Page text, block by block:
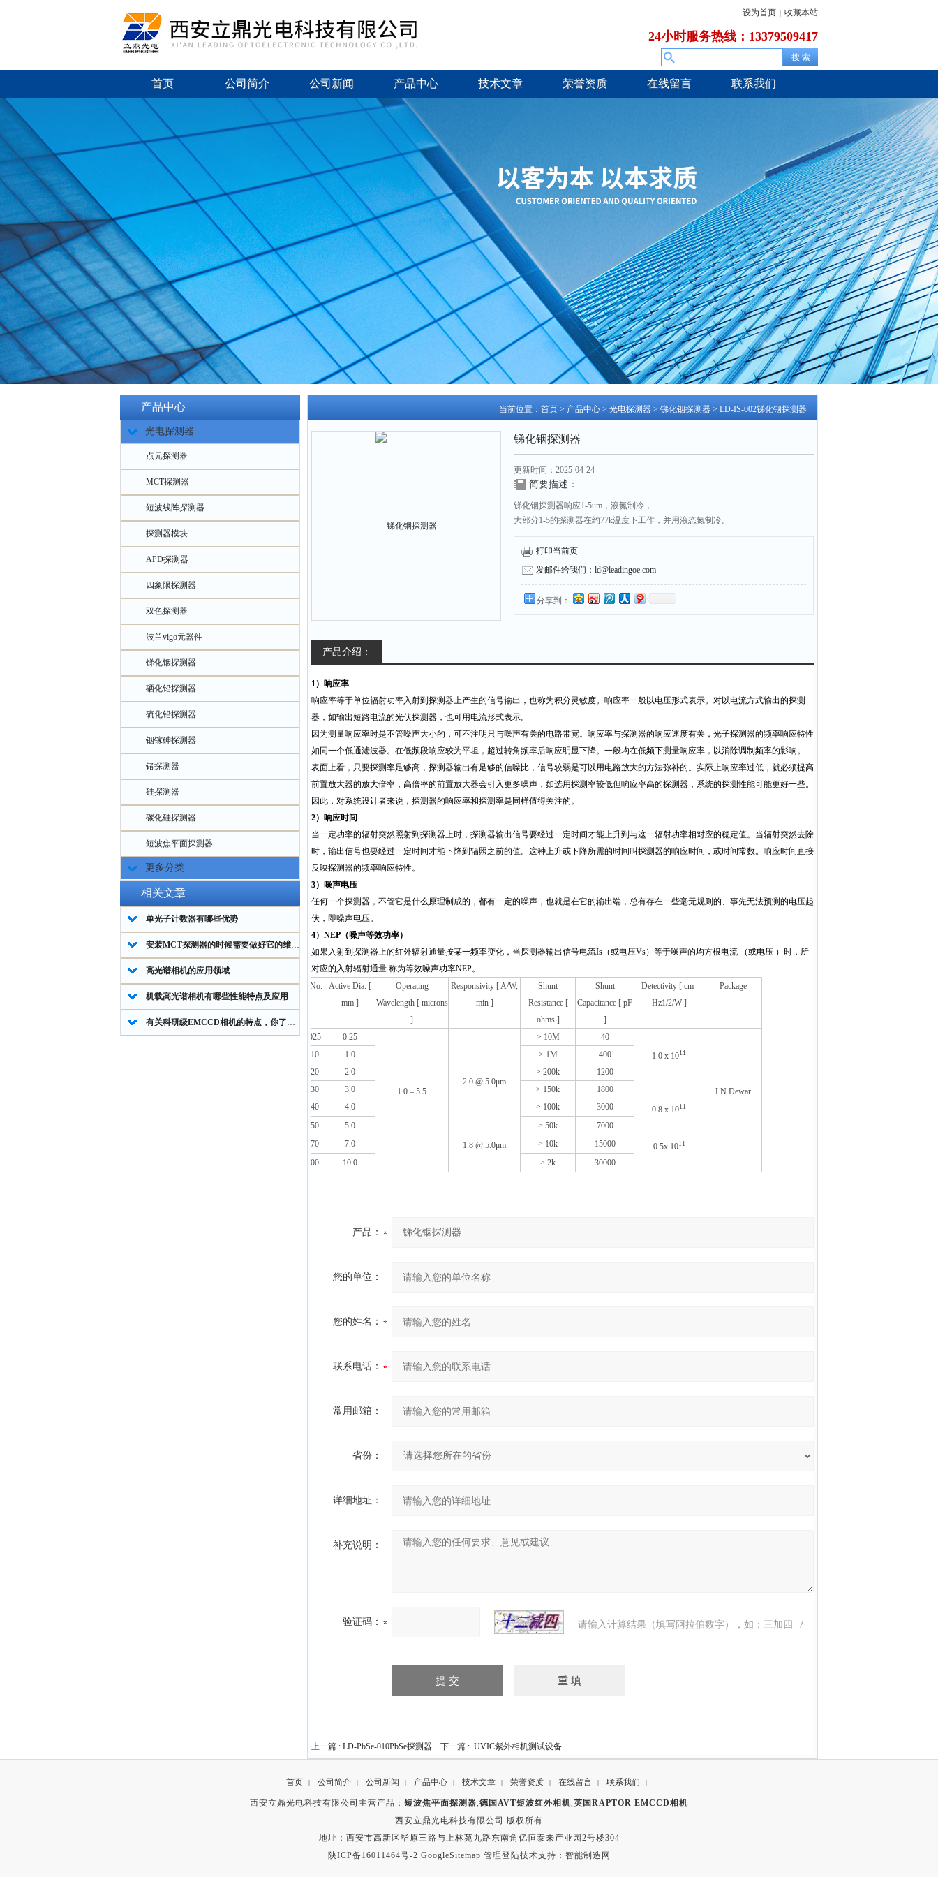
设为首页 | 收藏本站
24小时服务热线：13379509417
首页 公司简介 公司新闻 产品中心 技术文章 荣誉资质 在线留言 联系我们
产品中心
光电探测器
点元探测器
MCT探测器
短波线阵探测器
探测器模块
APD探测器
四象限探测器
双色探测器
波兰vigo元器件
锑化铟探测器
硒化铅探测器
硫化铅探测器
铟镓砷探测器
锗探测器
硅探测器
碳化硅探测器
短波焦平面探测器
更多分类
相关文章
单光子计数器有哪些优势
安装MCT探测器的时候需要做好它的维护保养工作
高光谱相机的应用领域
机载高光谱相机有哪些性能特点及应用
有关科研级EMCCD相机的特点，你了解多少？
当前位置： 首页 > 产品中心 > 光电探测器 > 锑化铟探测器 > LD-IS-002锑化铟探测器
锑化铟探测器
更新时间：2025-04-24
简要描述：
锑化铟探测器响应1-5um，液氮制冷，
大部分1-5的探测器在约77k温度下工作，并用液态氮制冷。
打印当前页
发邮件给我们：ld@leadingoe.com
分享到：
产品介绍：
1）响应率
响应率等于单位辐射功率入射到探测器上产生的信号输出，也称为积分灵敏度。响应率一般以电压形式表示。对以电流方式输出的探测
器，如输出短路电流的光伏探测器，也可用电流形式表示。
因为测量响应率时是不管噪声大小的，可不注明只与噪声有关的电路带宽。响应率与探测器的响应速度有关，光子探测器的频率响应特性
如同一个低通滤波器。在低频段响应较为平坦，超过转角频率后响应明显下降。一般均在低频下测量响应率，以消除调制频率的影响。
表面上看，只要探测率足够高，探测器输出有足够的信噪比，信号较弱是可以用电路放大的方法弥补的。实际上响应率过低，就必须提高
前置放大器的放大倍率，高倍率的前置放大器会引入更多噪声，如选用探测率较低但响应率高的探测器，系统的探测性能可能更好一些。
因此，对系统设计者来说，探测器的响应率和探测率是同样值得关注的。
2）响应时间
当一定功率的辐射突然照射到探测器上时，探测器输出信号要经过一定时间才能上升到与这一辐射功率相对应的稳定值。当辐射突然去除
时，输出信号也要经过一定时间才能下降到辐照之前的值。这种上升或下降所需的时间叫探测器的响应时间，或时间常数。响应时间直接
反映探测器的频率响应特性。
3）噪声电压
任何一个探测器，不管它是什么原理制成的，都有一定的噪声，也就是在它的输出端，总有存在一些毫无规则的、事先无法预测的电压起
伏，即噪声电压。
4） NEP （噪声等效功率）
如果入射到探测器上的红外辐射通量按某一频率变化，当探测器输出信号电流Is （或电压Vs）等于噪声的均方根电流 （或电压 ）时，所
对应的入射辐射通量 称为等效噪声功率NEP。
型号Part No.
Active Dia. [
mm ]
Operating
Wavelength [ microns
]
Responsivity [ A/W,
min ]
Shunt
Resistance [
ohms ]
Shunt
Capacitance [ pF
]
Detectivity [ cm-
Hz1/2/W ]
Package
LD-IS-0025 0.25
1.0 – 5.5
2.0 @ 5.0μm
> 10M
40
1.0 x 1011
LN Dewar
LD-IS-010 1.0 > 1M
400
LD-IS-020
2.0 > 200k
1200
LD-IS-030
3.0 > 150k
1800
LD-IS-040
4.0 > 100k 3000 0.8 x 1011
LD-IS-050 5.0 > 50k
7000
LD-IS-070
7.0 1.8 @ 5.0μm > 10k 15000 0.5x 1011
LD-IS-100 10.0 > 2k 30000
产品：
您的单位：
您的姓名：
联系电话：
常用邮箱：
省份：
详细地址：
补充说明：
验证码： 请输入计算结果（填写阿拉伯数字），如：三加四=7
上一篇 : LD-PbSe-010PbSe探测器 下一篇 : UVIC紫外相机测试设备
首页 | 公司简介 | 公司新闻 | 产品中心 | 技术文章 | 荣誉资质 | 在线留言 | 联系我们 |
西安立鼎光电科技有限公司主营产品： 短波焦平面探测器,德国AVT短波红外相机,英国RAPTOR EMCCD相机
西安立鼎光电科技有限公司 版权所有
地址：西安市高新区毕原三路与上林苑九路东南角亿恒泰来产业园2号楼304
陕ICP备16011464号-2 GoogleSitemap 管理登陆技术支持： 智能制造网